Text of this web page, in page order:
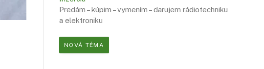
Predám – kúpim – vymením – darujem rádiotechniku
a elektroniku
NOVÁ TÉMA